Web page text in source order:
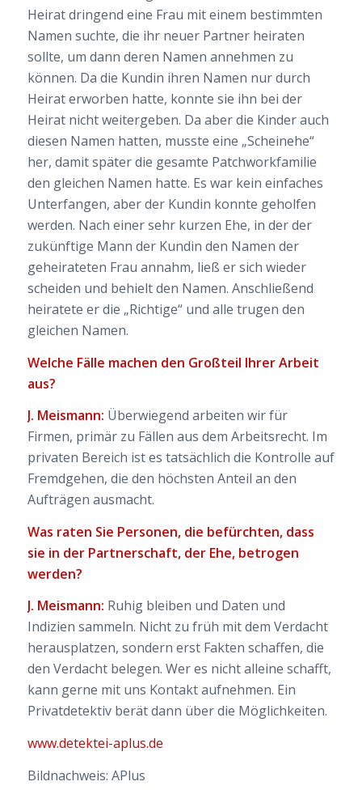
Heirat dringend eine Frau mit einem bestimmten
Namen suchte, die ihr neuer Partner heiraten
sollte, um dann deren Namen annehmen zu
können. Da die Kundin ihren Namen nur durch
Heirat erworben hatte, konnte sie ihn bei der
Heirat nicht weitergeben. Da aber die Kinder auch
diesen Namen hatten, musste eine „Scheinehe“
her, damit später die gesamte Patchworkfamilie
den gleichen Namen hatte. Es war kein einfaches
Unterfangen, aber der Kundin konnte geholfen
werden. Nach einer sehr kurzen Ehe, in der der
zukünftige Mann der Kundin den Namen der
geheirateten Frau annahm, ließ er sich wieder
scheiden und behielt den Namen. Anschließend
heiratete er die „Richtige“ und alle trugen den
gleichen Namen.
Welche Fälle machen den Großteil Ihrer Arbeit
aus?
J. Meismann: Überwiegend arbeiten wir für
Firmen, primär zu Fällen aus dem Arbeitsrecht. Im
privaten Bereich ist es tatsächlich die Kontrolle auf
Fremdgehen, die den höchsten Anteil an den
Aufträgen ausmacht.
Was raten Sie Personen, die befürchten, dass
sie in der Partnerschaft, der Ehe, betrogen
werden?
J. Meismann: Ruhig bleiben und Daten und
Indizien sammeln. Nicht zu früh mit dem Verdacht
herausplatzen, sondern erst Fakten schaffen, die
den Verdacht belegen. Wer es nicht alleine schafft,
kann gerne mit uns Kontakt aufnehmen. Ein
Privatdetektiv berät dann über die Möglichkeiten.
www.detektei-aplus.de
Bildnachweis: APlus